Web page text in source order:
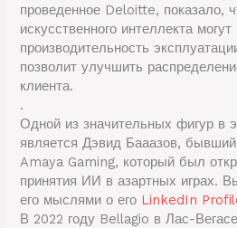
проведенное Deloitte, показало,
искусственного интеллекта
производительность
позволит улучшить
клиента.
.
Одной из значительных фигур в
является Дэвид Бааазов,
Amaya Gaming, который был
принятия ИИ в азартных играх.
его мыслями о его LinkedIn
В 2022 году Bellagio в Лас-